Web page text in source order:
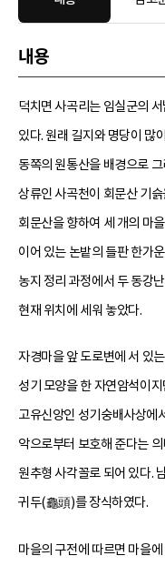
내용
덕치면 사곡리는 임실군의
있다. 원래 길지와 명당이 많
동쪽의 원통산을 배경으로
상류인 사곡천이 회문산 기
회문산을 향하여 세 개의 마
이어 있는 논밭의 들판 한가
농지 정리 과정에서 두 동강
현재 위치에 세워 놓았다.
자경마을 앞 도로변에 서 있
성기 모양을 한 자연암석이
고유신앙인 성기숭배사상에
악으로부터 보호해 준다는
원추형 사각꼴로 되어 있다.
귀두(龜頭)를 장식하였다.
마을의 구전에 따르면 마을